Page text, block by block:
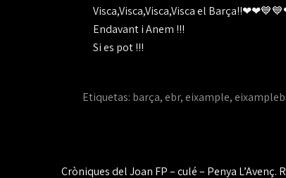
Visca,Visca,Visca,Visca el
Endavant i Anem !!!
Si es pot !!!
Etiquetas: barça, ebr, eixample,
Navegación
Cròniques del Joan FP – culé – Penya L’Avenç.